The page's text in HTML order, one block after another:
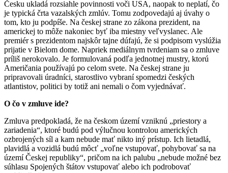
Česku ukladá rozsiahle povinnosti voči USA, naopak to neplatí, čo
je typická črta vazalských zmlúv. Tomu zodpovedajú aj úvahy o
tom, kto ju podpíše. Na českej strane zo zákona prezident, na
americkej to môže nakoniec byť iba miestny veľvyslanec. Ale
premiér s prezidentom najskôr tajne dúfajú, že si podpisom vyslúžia
prijatie v Bielom dome. Napriek mediálnym tvrdeniam sa o zmluve
príliš nerokovalo. Je formulovaná podľa jednotnej mustry, ktorú
Američania používajú po celom svete. Na českej strane ju
pripravovali úradníci, starostlivo vybraní spomedzi českých
atlantistov, politici by totiž ani nemali o čom vyjednávať.
O čo v zmluve ide?
Zmluva predpokladá, že na českom území vzniknú „priestory a
zariadenia“, ktoré budú pod výlučnou kontrolou amerických
ozbrojených síl a kam nebude mať nikto iný prístup. Ich lietadlá,
plavidlá a vozidlá budú môcť „voľne vstupovať, pohybovať sa na
území Českej republiky“, pričom na ich palubu „nebude možné bez
súhlasu Spojených štátov vstupovať alebo ich podrobovať